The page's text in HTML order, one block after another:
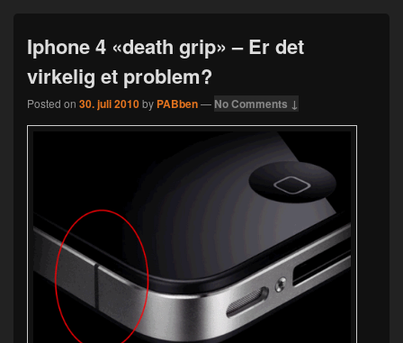
Iphone 4 «death grip» – Er det
virkelig et problem?
Posted on 30. juli 2010by PABben— No Comments ↓